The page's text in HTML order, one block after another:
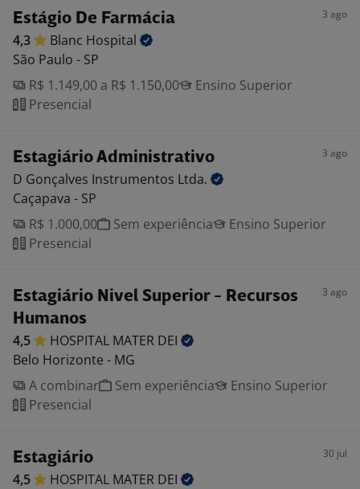
Estágio De Farmácia 3 ago
4,3 Blanc Hospital
São Paulo - SP
R$ 1.149,00 a R$ 1.150,00
Ensino Superior
Presencial
Estagiário Administrativo 3 ago
D Gonçalves Instrumentos Ltda.
Caçapava - SP
R$ 1.000,00
Sem experiência
Ensino Superior
Presencial
Estagiário Nivel Superior - Recursos
Humanos
3 ago
4,5 HOSPITAL MATER DEI
Belo Horizonte - MG
A combinar
Sem experiência
Ensino Superior
Presencial
Estagiário 30 jul
4,5 HOSPITAL MATER DEI